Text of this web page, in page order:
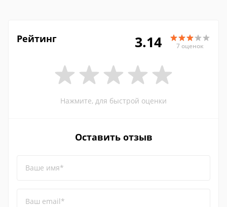
Рейтинг 3.14 7 оценок
Нажмите, для быстрой оценки
Оставить отзыв
Ваше имя*
Ваш email*